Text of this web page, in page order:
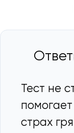
Тест не
страх